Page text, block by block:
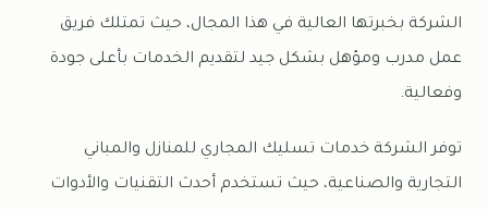
الشركة بخبرتها العالية في هذا المجال، حيث تمتلك فريق
عمل مدرب ومؤهل بشكل جيد لتقديم الخدمات بأعلى جودة
وفعالية.
توفر الشركة خدمات تسليك المجاري للمنازل والمباني
التجارية والصناعية، حيث تستخدم أحدث التقنيات والأدوات